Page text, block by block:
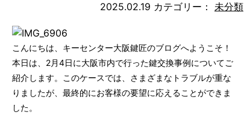
2025.02.19 カテゴリー： 未分類
こんにちは、キーセンター大阪鍵匠のブログへようこそ！
本日は、2月4日に大阪市内で行った鍵交換事例についてご
紹介します。このケースでは、さまざまなトラブルが重な
りましたが、最終的にお客様の要望に応えることができま
した。